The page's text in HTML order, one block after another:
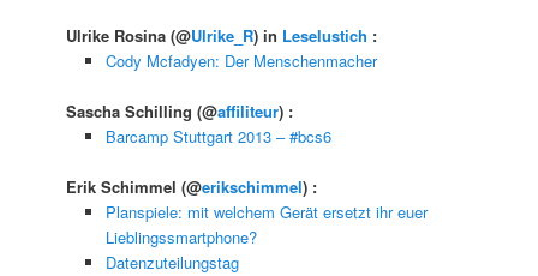
Ulrike Rosina(@Ulrike_R) in Leselustich :
Cody Mcfadyen: Der Menschenmacher
Sascha Schilling(@affiliteur) :
Barcamp Stuttgart 2013 – #bcs6
Erik Schimmel(@erikschimmel) :
Planspiele: mit welchem Gerät ersetzt ihr euer
Lieblingssmartphone?
Datenzuteilungstag